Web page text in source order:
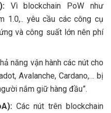
Vì blockchain PoW như
1.0,.. yêu cầu các công cụ
và công suất lớn nên phí
năng vận hành các nút cho
Avalanche, Cardano,… bị
nắm giữ hàng đầu”.
Các nút trên blockchain